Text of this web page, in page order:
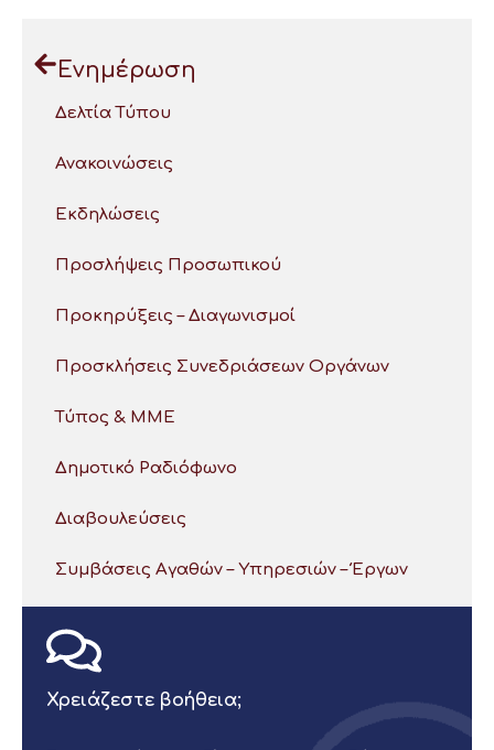
Ενημέρωση
Δελτία Τύπου
Ανακοινώσεις
Εκδηλώσεις
Προσλήψεις Προσωπικού
Προκηρύξεις – Διαγωνισμοί
Προσκλήσεις Συνεδριάσεων Οργάνων
Τύπος & ΜΜΕ
Δημοτικό Ραδιόφωνο
Διαβουλεύσεις
Συμβάσεις Αγαθών – Υπηρεσιών – Έργων
Χρειάζεστε βοήθεια;